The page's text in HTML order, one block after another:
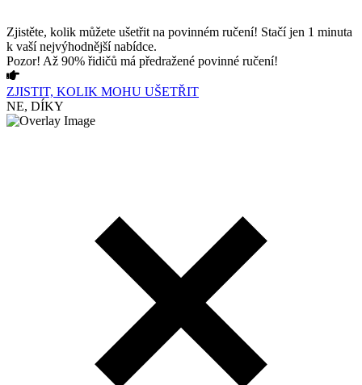
Zjistěte, kolik můžete ušetřit na povinném ručení! Stačí jen 1 minuta
k vaší nejvýhodnější nabídce.
Pozor! Až 90% řidičů má předražené povinné ručení!
ZJISTIT, KOLIK MOHU UŠETŘIT
NE, DÍKY